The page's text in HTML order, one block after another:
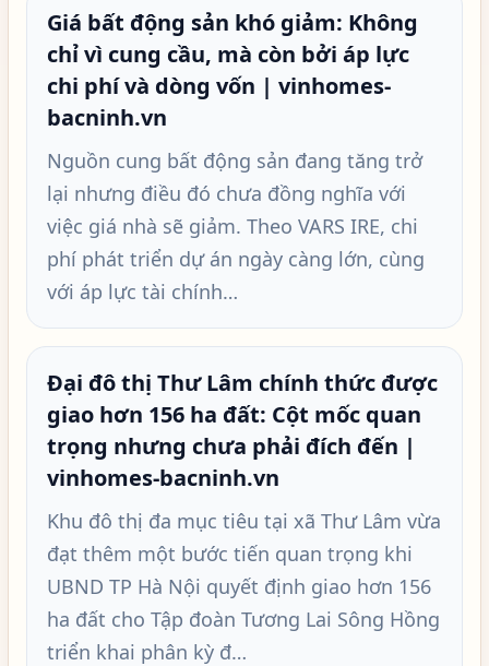
Giá bất động sản khó giảm: Không
chỉ vì cung cầu, mà còn bởi áp lực
chi phí và dòng vốn | vinhomes-
bacninh.vn
Nguồn cung bất động sản đang tăng trở
lại nhưng điều đó chưa đồng nghĩa với
việc giá nhà sẽ giảm. Theo VARS IRE, chi
phí phát triển dự án ngày càng lớn, cùng
với áp lực tài chính…
Đại đô thị Thư Lâm chính thức được
giao hơn 156 ha đất: Cột mốc quan
trọng nhưng chưa phải đích đến |
vinhomes-bacninh.vn
Khu đô thị đa mục tiêu tại xã Thư Lâm vừa
đạt thêm một bước tiến quan trọng khi
UBND TP Hà Nội quyết định giao hơn 156
ha đất cho Tập đoàn Tương Lai Sông Hồng
triển khai phân kỳ đ…